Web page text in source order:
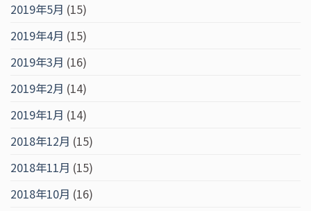
2019年5月 (15)
2019年4月 (15)
2019年3月 (16)
2019年2月 (14)
2019年1月 (14)
2018年12月 (15)
2018年11月 (15)
2018年10月 (16)